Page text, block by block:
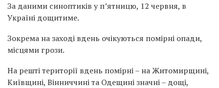
За даними синоптиків у п’ятницю, 12 червня, в
Україні дощитиме.
Зокрема на заході вдень очікуються помірні опади,
місцями грози.
На решті території вдень помірні – на Житомирщині,
Київщині, Вінниччині та Одещині значні – дощі,